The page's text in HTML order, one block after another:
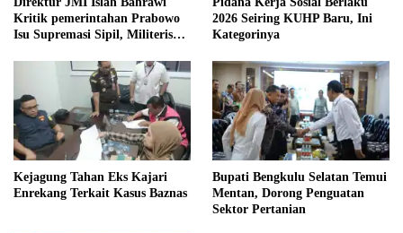
Kritik pemerintahan Prabowo
Isu Supremasi Sipil, Militerisasi,
2026 Seiring KUHP Baru, Ini
Kategorinya
Kejagung Tahan Eks Kajari
Enrekang Terkait Kasus Baznas
Bupati Bengkulu Selatan Temui
Mentan, Dorong Penguatan
Sektor Pertanian